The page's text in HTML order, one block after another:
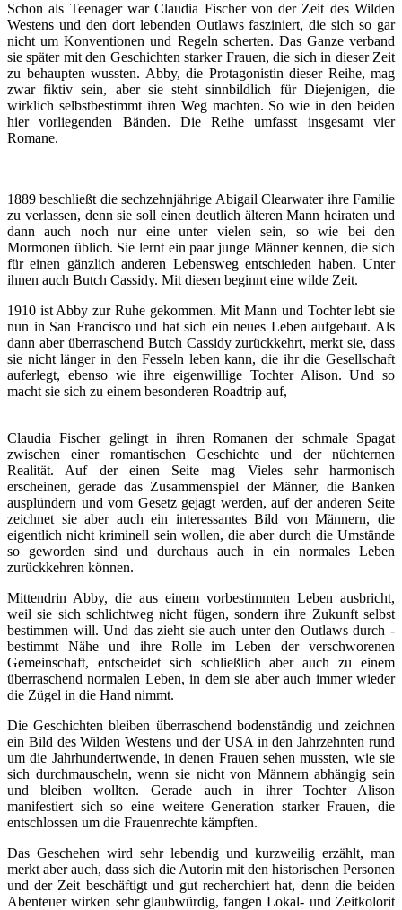
Schon als Teenager war Claudia Fischer von der Zeit des Wilden
Westens und den dort lebenden Outlaws fasziniert, die sich so gar
nicht um Konventionen und Regeln scherten. Das Ganze verband
sie später mit den Geschichten starker Frauen, die sich in dieser Zeit
zu behaupten wussten. Abby, die Protagonistin dieser Reihe, mag
zwar fiktiv sein, aber sie steht sinnbildlich für Diejenigen, die
wirklich selbstbestimmt ihren Weg machten. So wie in den beiden
hier vorliegenden Bänden. Die Reihe umfasst insgesamt vier
Romane.
1889 beschließt die sechzehnjährige Abigail Clearwater ihre Familie
zu verlassen, denn sie soll einen deutlich älteren Mann heiraten und
dann auch noch nur eine unter vielen sein, so wie bei den
Mormonen üblich. Sie lernt ein paar junge Männer kennen, die sich
für einen gänzlich anderen Lebensweg entschieden haben. Unter
ihnen auch Butch Cassidy. Mit diesen beginnt eine wilde Zeit.
1910 ist Abby zur Ruhe gekommen. Mit Mann und Tochter lebt sie
nun in San Francisco und hat sich ein neues Leben aufgebaut. Als
dann aber überraschend Butch Cassidy zurückkehrt, merkt sie, dass
sie nicht länger in den Fesseln leben kann, die ihr die Gesellschaft
auferlegt, ebenso wie ihre eigenwillige Tochter Alison. Und so
macht sie sich zu einem besonderen Roadtrip auf,
Claudia Fischer gelingt in ihren Romanen der schmale Spagat
zwischen einer romantischen Geschichte und der nüchternen
Realität. Auf der einen Seite mag Vieles sehr harmonisch
erscheinen, gerade das Zusammenspiel der Männer, die Banken
ausplündern und vom Gesetz gejagt werden, auf der anderen Seite
zeichnet sie aber auch ein interessantes Bild von Männern, die
eigentlich nicht kriminell sein wollen, die aber durch die Umstände
so geworden sind und durchaus auch in ein normales Leben
zurückkehren können.
Mittendrin Abby, die aus einem vorbestimmten Leben ausbricht,
weil sie sich schlichtweg nicht fügen, sondern ihre Zukunft selbst
bestimmen will. Und das zieht sie auch unter den Outlaws durch -
bestimmt Nähe und ihre Rolle im Leben der verschworenen
Gemeinschaft, entscheidet sich schließlich aber auch zu einem
überraschend normalen Leben, in dem sie aber auch immer wieder
die Zügel in die Hand nimmt.
Die Geschichten bleiben überraschend bodenständig und zeichnen
ein Bild des Wilden Westens und der USA in den Jahrzehnten rund
um die Jahrhundertwende, in denen Frauen sehen mussten, wie sie
sich durchmauscheln, wenn sie nicht von Männern abhängig sein
und bleiben wollten. Gerade auch in ihrer Tochter Alison
manifestiert sich so eine weitere Generation starker Frauen, die
entschlossen um die Frauenrechte kämpften.
Das Geschehen wird sehr lebendig und kurzweilig erzählt, man
merkt aber auch, dass sich die Autorin mit den historischen Personen
und der Zeit beschäftigt und gut recherchiert hat, denn die beiden
Abenteuer wirken sehr glaubwürdig, fangen Lokal- und Zeitkolorit